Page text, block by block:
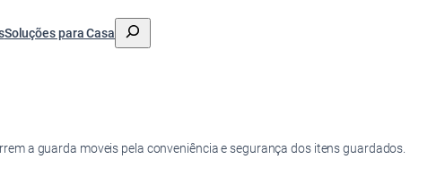
Soluções para Casa
索
a guarda moveis pela conveniência e segurança dos itens guardados.